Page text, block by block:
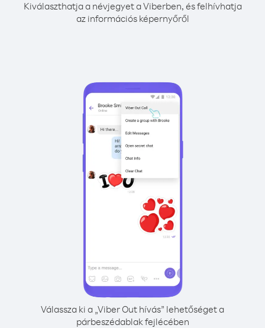
Kiválaszthatja a névjegyet a Viberben, és felhívhatja
az információs képernyőről
Válassza ki a „Viber Out hívás” lehetőséget a
párbeszédablak fejlécében